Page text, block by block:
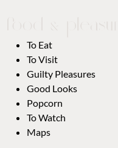
To Eat
To Visit
Guilty Pleasures
Good Looks
Popcorn
To Watch
Maps